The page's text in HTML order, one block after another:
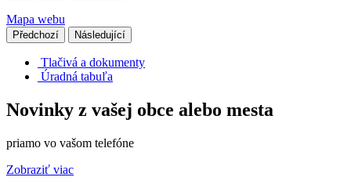
Mapa webu
Předchozí Následující
Tlačivá a dokumenty
Úradná tabuľa
Novinky z vašej obce alebo mesta
priamo vo vašom telefóne
Zobraziť viac